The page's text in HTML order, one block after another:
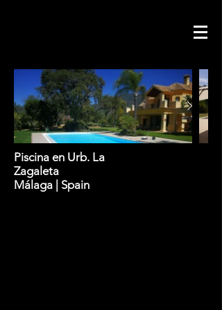
Piscina en Urb. La
Zagaleta
Málaga | Spain